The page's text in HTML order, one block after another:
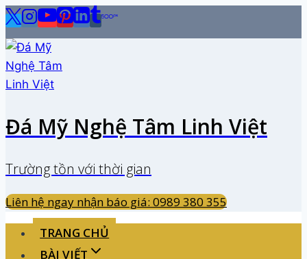
Skip
content
Đá Mỹ Nghệ Tâm Linh Việt
Trường tồn với thời gian
Liên hệ ngay nhận báo giá: 0989 380 355
TRANG CHỦ
BÀI VIẾT